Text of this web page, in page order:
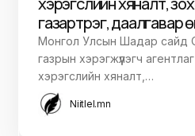
газарт үүрэг, даалгавар
Монгол Улсын Шадар сайд
газрын хэрэгжүүлэгч
хэрэгслийн хяналт,…
Niitlel.mn